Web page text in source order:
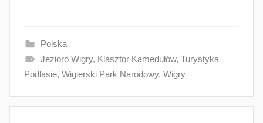
Polska
Jezioro Wigry, Klasztor Kamedułów, Turystyka
Podlasie, Wigierski Park Narodowy, Wigry